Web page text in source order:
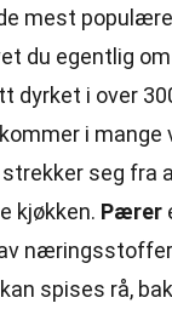
mest
du egentlig
dyrket i over
i mange
seg fra
kjøkken. Pærer
kan spises rå,